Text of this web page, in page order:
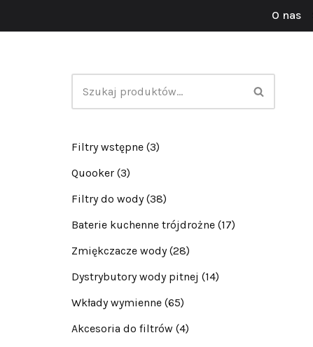
O nas
Filtry wstępne (3)
Quooker (3)
Filtry do wody (38)
Baterie kuchenne trójdrożne (17)
Zmiękczacze wody (28)
Dystrybutory wody pitnej (14)
Wkłady wymienne (65)
Akcesoria do filtrów (4)